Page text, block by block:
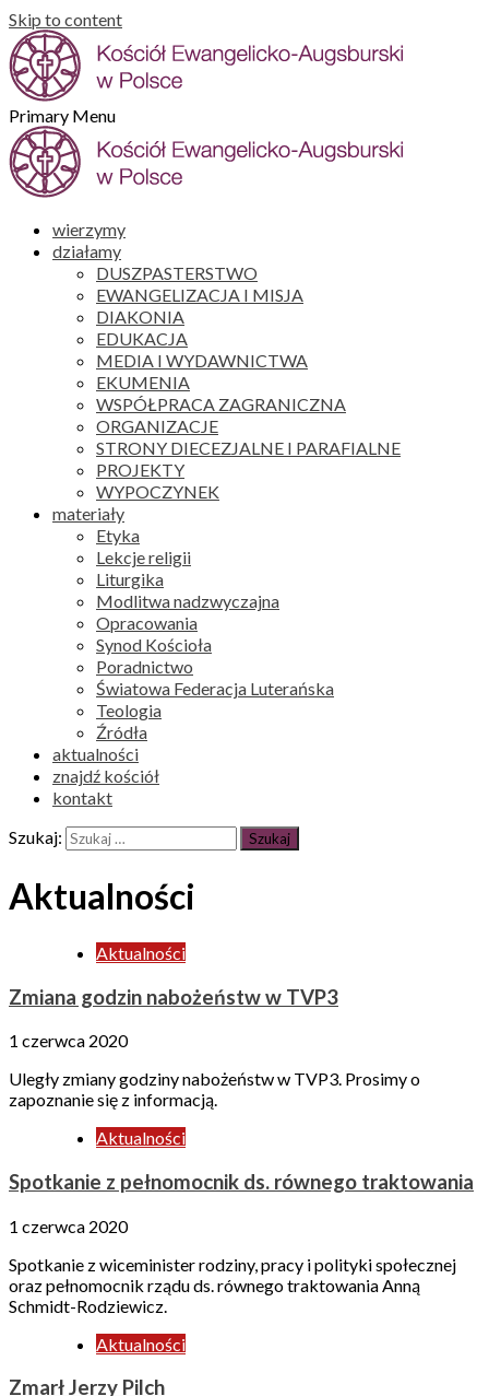
Skip to content
Primary Menu
wierzymy
działamy
DUSZPASTERSTWO
EWANGELIZACJA I MISJA
DIAKONIA
EDUKACJA
MEDIA I WYDAWNICTWA
EKUMENIA
WSPÓŁPRACA ZAGRANICZNA
ORGANIZACJE
STRONY DIECEZJALNE I PARAFIALNE
PROJEKTY
WYPOCZYNEK
materiały
Etyka
Lekcje religii
Liturgika
Modlitwa nadzwyczajna
Opracowania
Synod Kościoła
Poradnictwo
Światowa Federacja Luterańska
Teologia
Źródła
aktualności
znajdź kościół
kontakt
Szukaj:
Aktualności
Aktualności
Zmiana godzin nabożeństw w TVP3
1 czerwca 2020
Uległy zmiany godziny nabożeństw w TVP3. Prosimy o
zapoznanie się z informacją.
Aktualności
Spotkanie z pełnomocnik ds. równego traktowania
1 czerwca 2020
Spotkanie z wiceminister rodziny, pracy i polityki społecznej
oraz pełnomocnik rządu ds. równego traktowania Anną
Schmidt-Rodziewicz.
Aktualności
Zmarł Jerzy Pilch